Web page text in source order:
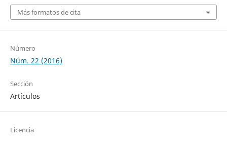
Más formatos de cita
Número
Núm. 22 (2016)
Sección
Artículos
Licencia